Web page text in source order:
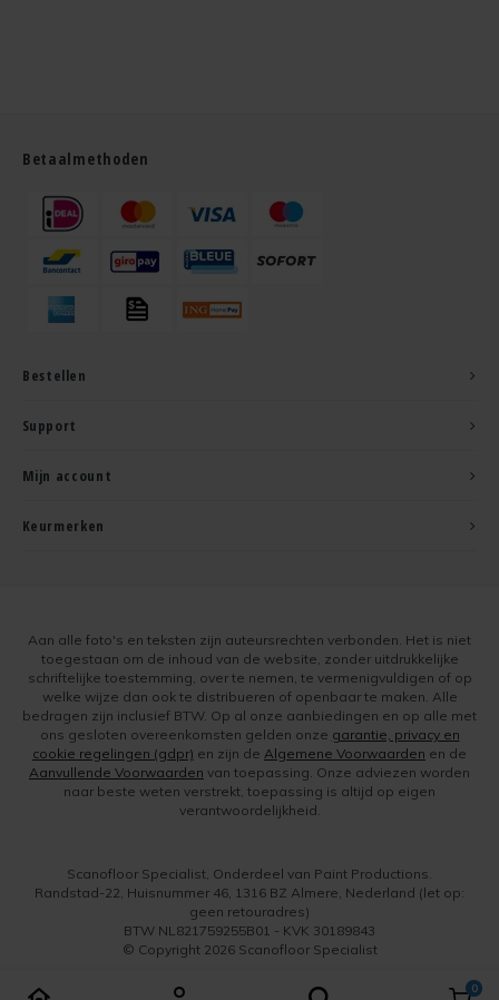
0
Betaalmethoden
Bestellen
Support
Mijn account
Keurmerken
Aan alle foto's en teksten zijn auteursrechten verbonden. Het is niet
toegestaan om de inhoud van de website, zonder uitdrukkelijke
schriftelijke toestemming, over te nemen, te vermenigvuldigen of op
welke wijze dan ook te distribueren of openbaar te maken. Alle
bedragen zijn inclusief BTW. Op al onze aanbiedingen en op alle met
ons gesloten overeenkomsten gelden onze garantie, privacy en
cookie regelingen (gdpr) en zijn de Algemene Voorwaarden en de
Aanvullende Voorwaarden van toepassing. Onze adviezen worden
naar beste weten verstrekt, toepassing is altijd op eigen
verantwoordelijkheid.
Scanofloor Specialist, Onderdeel van Paint Productions.
Randstad-22, Huisnummer 46, 1316 BZ Almere, Nederland (let op:
geen retouradres)
BTW NL821759255B01 - KVK 30189843
© Copyright 2026 Scanofloor Specialist
Vergelijk producten 0